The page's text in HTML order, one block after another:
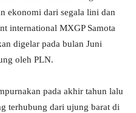
ekonomi dari segala lini dan
international MXGP Samota
digelar pada bulan Juni
oleh PLN.
pada akhir tahun lalu
terhubung dari ujung barat di